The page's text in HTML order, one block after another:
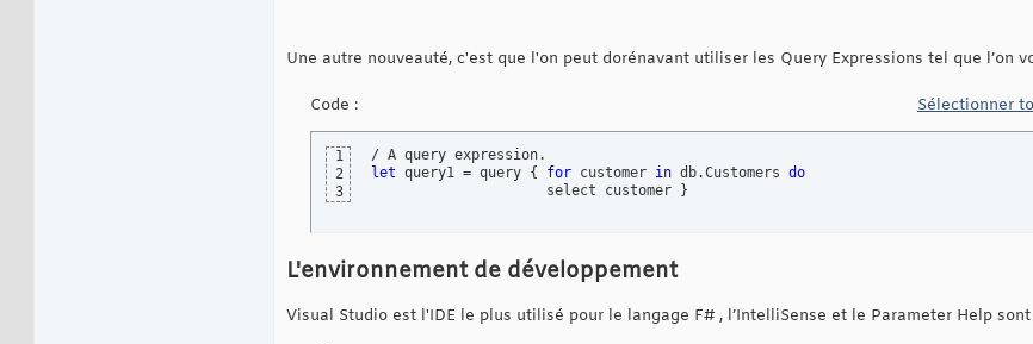
Une autre nouveauté, c'est que l'on peut dorénavant utiliser les Query Expressions tel que l’on
Code : Sélectionner
1
2
3
let query1 = query { for customer in db.Customers do
                     select customer
}
L'environnement de développement
Visual Studio est l'IDE le plus utilisé pour le langage F# , l’IntelliSense et le Parameter Help